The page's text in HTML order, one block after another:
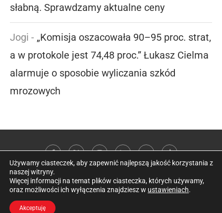
słabną. Sprawdzamy aktualne ceny
Jogi - „Komisja oszacowała 90–95 proc. strat,
a w protokole jest 74,48 proc.” Łukasz Cielma
alarmuje o sposobie wyliczania szkód
mrozowych
@2026 Kobieta w sadzie
Używamy ciasteczek, aby zapewnić najlepszą jakość korzystania z
naszej witryny.
Więcej informacji na temat plików ciasteczka, których używamy,
oraz możliwości ich wyłączenia znajdziesz w ustawieniach.
Akceptuję